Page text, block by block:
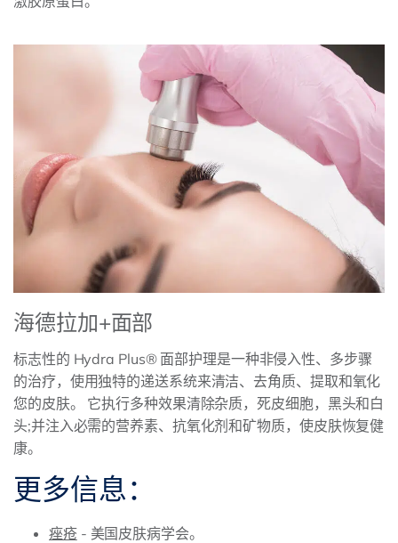
海德拉加+面部
标志性的 Hydra Plus® 面部护理是一种非侵入性、多步骤
的治疗，使用独特的递送系统来清洁、去角质、提取和氧化
您的皮肤。 它执行多种效果清除杂质，死皮细胞，黑头和白
头;并注入必需的营养素、抗氧化剂和矿物质，使皮肤恢复健
康。
更多信息：
痤疮- 美国皮肤病学会。